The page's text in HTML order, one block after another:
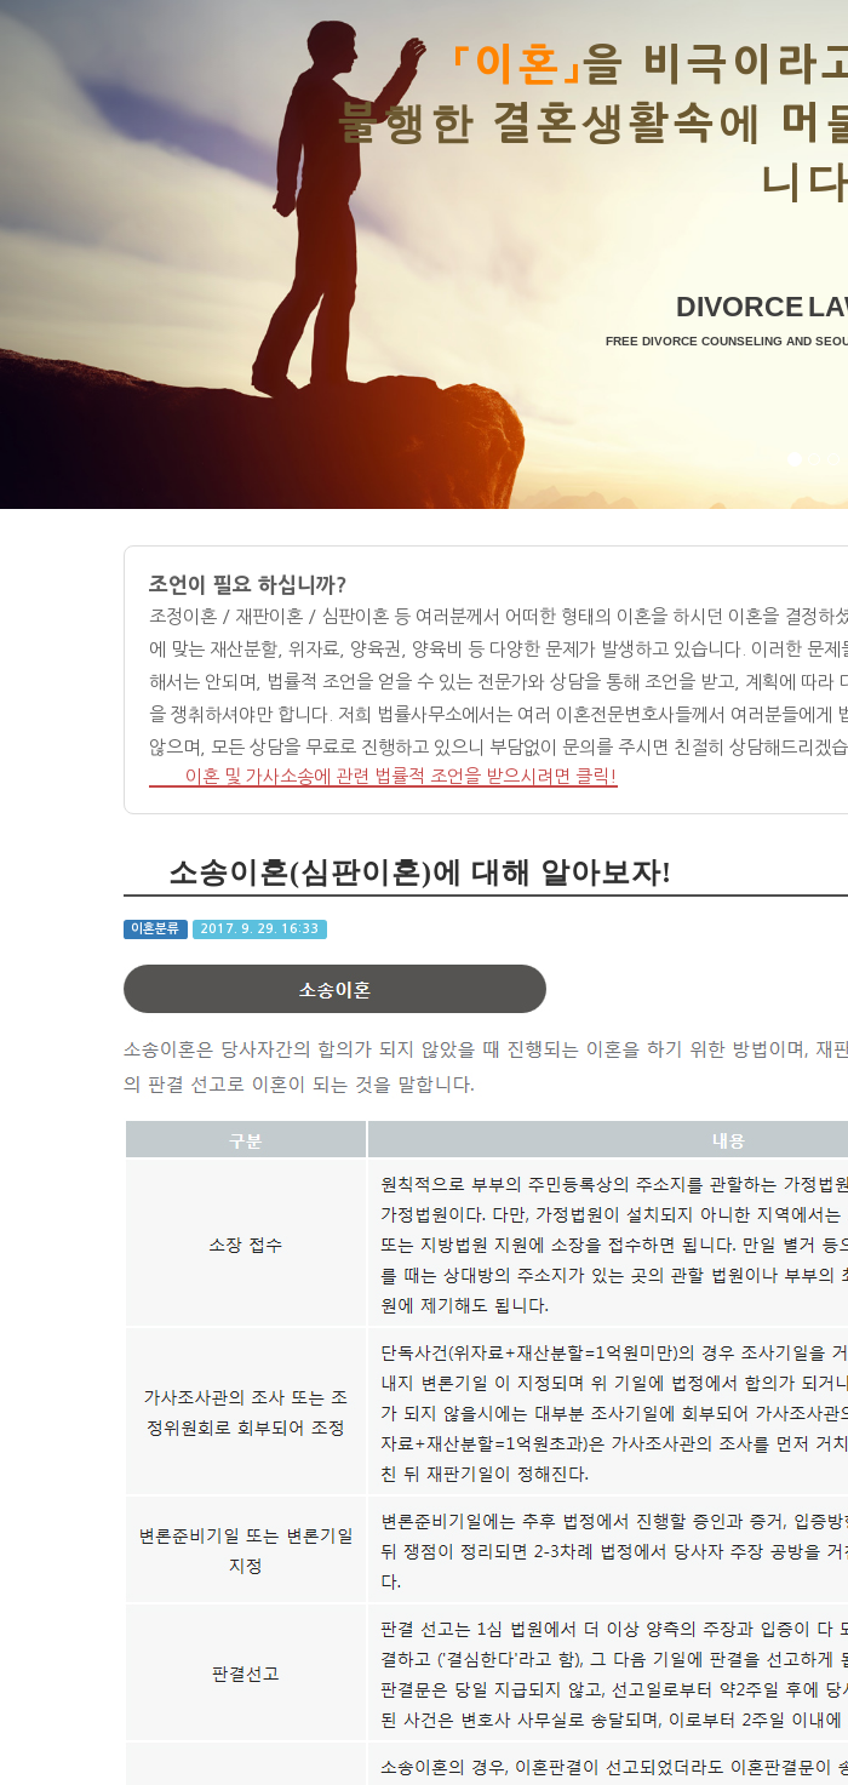
비극이라고 생각하십니까?
활속에 머물러 있는 것이 비극입
니다.
LAWYER'S
FREE DIVORCE COUNSELING AND SEOUL DIVORCE LAWYER'S BLOG
조언이 필요 하십니까?
조정이혼 / 재판이혼 / 심판이혼 등 여러분께서 어떠한 형태의 이혼을 하시던 이혼을 결정하
에 맞는 재산분할, 위자료, 양육권, 양육비 등 다양한 문제가 발생하고 있습니다. 이러한 문
해서는 안되며, 법률적 조언을 얻을 수 있는 전문가와 상담을 통해 조언을 받고, 계획에 따라
을 쟁취하셔야만 합니다. 저희 법률사무소에서는 여러 이혼전문변호사들께서 여러분들에게
않으며, 모든 상담을 무료로 진행하고 있으니 부담없이 문의를 주시면 친절히 상담해드리겠습
이혼 및 가사소송에 관련 법률적 조언을 받으시려면 클릭!
소송이혼(심판이혼)에 대해 알아보자!
이혼분류 2017. 9. 29. 16:33